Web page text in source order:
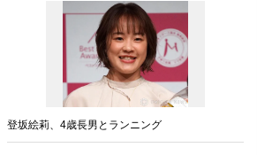
登坂絵莉、4歳長男とランニング